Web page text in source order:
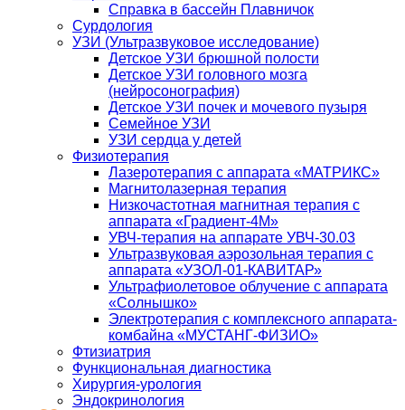
Справка в бассейн Плавничок
Сурдология
УЗИ (Ультразвуковое исследование)
Детское УЗИ брюшной полости
Детское УЗИ головного мозга
(нейросонография)
Детское УЗИ почек и мочевого пузыря
Семейное УЗИ
УЗИ сердца у детей
Физиотерапия
Лазеротерапия с аппарата «МАТРИКС»
Магнитолазерная терапия
Низкочастотная магнитная терапия с
аппарата «Градиент-4М»
УВЧ-терапия на аппарате УВЧ-30.03
Ультразвуковая аэрозольная терапия с
аппарата «УЗОЛ-01-КАВИТАР»
Ультрафиолетовое облучение с аппарата
«Солнышко»
Электротерапия с комплексного аппарата-
комбайна «МУСТАНГ-ФИЗИО»
Фтизиатрия
Функциональная диагностика
Хирургия-урология
Эндокринология